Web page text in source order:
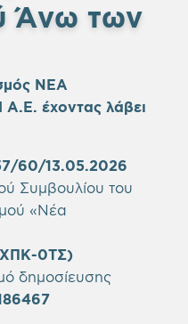
Άνω των
ΝΕΑ
Α.Ε. έχοντας λάβει
60/13.05.2026
Συμβουλίου του
«Νέα
0ΤΣ)
δημοσίευσης